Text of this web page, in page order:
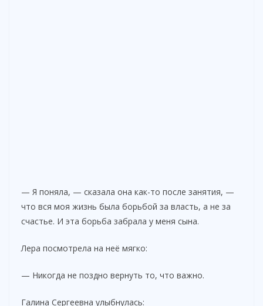
— Я поняла, — сказала она как-то после занятия, —
что вся моя жизнь была борьбой за власть, а не за
счастье. И эта борьба забрала у меня сына.
Лера посмотрела на неё мягко:
— Никогда не поздно вернуть то, что важно.
Галина Сергеевна улыбнулась: